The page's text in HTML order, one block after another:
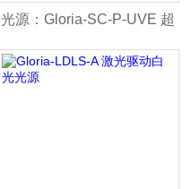
光源：Gloria-SC-P-UVE 超
连续谱激光器